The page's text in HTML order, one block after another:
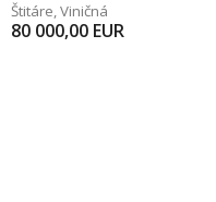
Štitáre,Viničná
80 000,00 EUR